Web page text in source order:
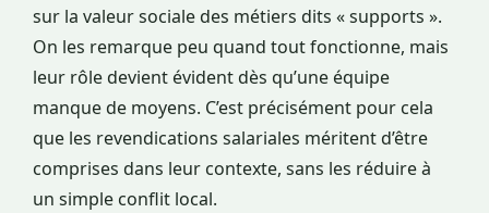
sur la valeur sociale des métiers dits « supports ».
On les remarque peu quand tout fonctionne, mais
leur rôle devient évident dès qu’une équipe
manque de moyens. C’est précisément pour cela
que les revendications salariales méritent d’être
comprises dans leur contexte, sans les réduire à
un simple conflit local.